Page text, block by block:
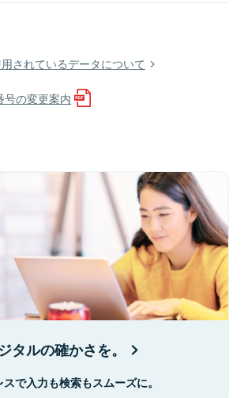
されているデータについて
の変更案内
タルの確かさを。
で入力も検索もスムーズに。